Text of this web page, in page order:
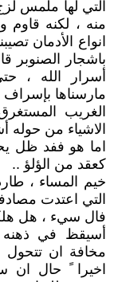
التي لها ملمس
منه ، لكنه
انواع الأدمان
باشجار الصنوبر
أسرار الله ،
مارسناها بإسراف
الغريب
الاشياء من حوله
اما هو ففد ظل
كعقد من الؤلؤ ..
خيم المساء ،
التي اعتدت
فال سيء ، هل
أسيقظ في
مخافة ان
اخيرا ً حال ان